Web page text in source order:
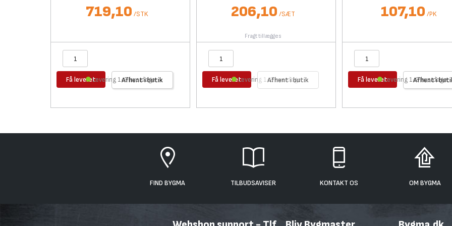
719,10 /STK
Få leveret Afhent i butik
Levering 1-2 hverdage
206,10 /SÆT
Fragt tillægges
Få leveret Afhent i butik
Levering 1-2 hverdage
107,10 /PK
Få leveret Afhent i
Levering 1-2 hverdage
FIND BYGMA TILBUDSAVISER KONTAKT OS OM BYGMA